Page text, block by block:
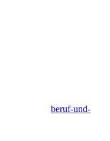
beruf-und-